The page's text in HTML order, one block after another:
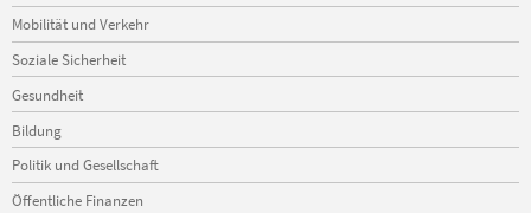
Mobilität und Verkehr
Soziale Sicherheit
Gesundheit
Bildung
Politik und Gesellschaft
Öffentliche Finanzen